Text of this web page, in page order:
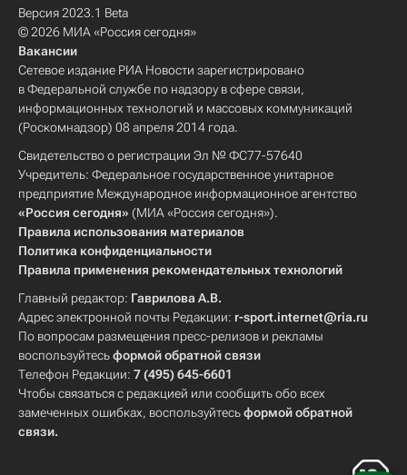
Версия 2023.1 Beta
© 2026 МИА «Россия сегодня»
Вакансии
Сетевое издание РИА Новости зарегистрировано
в Федеральной службе по надзору в сфере связи,
информационных технологий и массовых коммуникаций
(Роскомнадзор) 08 апреля 2014 года.
Свидетельство о регистрации Эл № ФС77-57640
Учредитель: Федеральное государственное унитарное
предприятие Международное информационное агентство
«Россия сегодня» (МИА «Россия сегодня»).
Правила использования материалов
Политика конфиденциальности
Правила применения рекомендательных технологий
Главный редактор: Гаврилова А.В.
Адрес электронной почты Редакции: r-sport.internet@ria.ru
По вопросам размещения пресс-релизов и рекламы
воспользуйтесьформой обратной связи
Телефон Редакции: 7 (495) 645-6601
Чтобы связаться с редакцией или сообщить обо всех
замеченных ошибках, воспользуйтесьформой обратной
связи.